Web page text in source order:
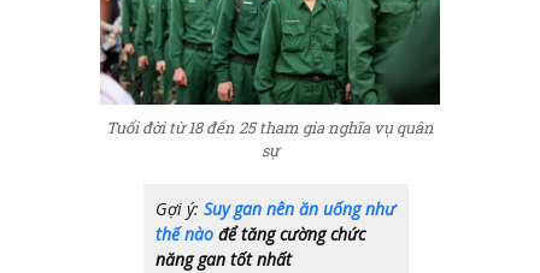
Tuổi đời từ 18 đến 25 tham gia nghĩa vụ quân
sự
Gợi ý: Suy gan nên ăn uống như
thế nào để tăng cường chức
năng gan tốt nhất